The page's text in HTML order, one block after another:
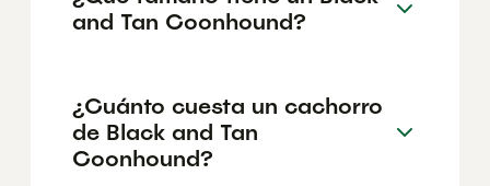
and Tan Coonhound?
¿Cuánto cuesta un cachorro
de Black and Tan
Coonhound?